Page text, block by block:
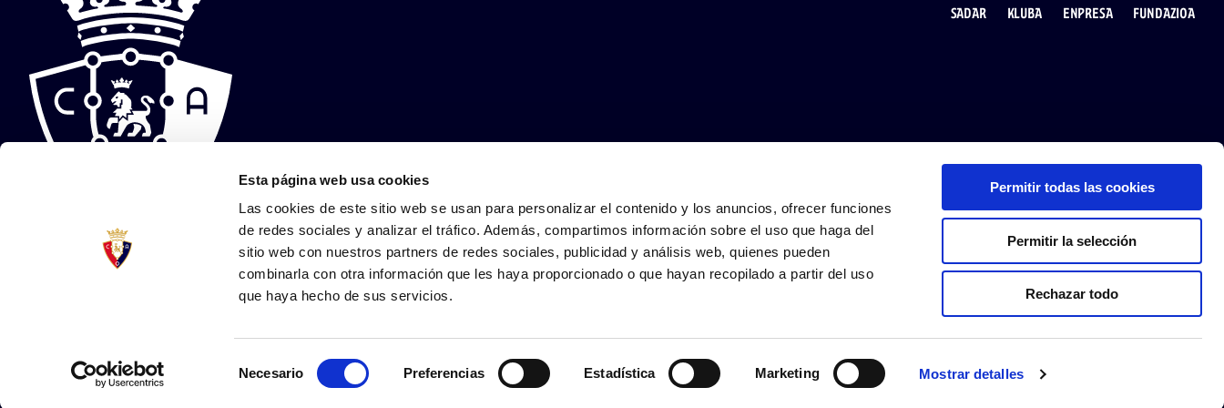
Esta página web usa cookies
Las cookies de este sitio web se usan para personalizar el contenido y los anuncios, ofrecer funciones
de redes sociales y analizar el tráfico. Además, compartimos información sobre el uso que haga del
sitio web con nuestros partners de redes sociales, publicidad y análisis web, quienes pueden
combinarla con otra información que les haya proporcionado o que hayan recopilado a partir del uso
que haya hecho de sus servicios.
Necesario Preferencias Estadística Marketing Mostrar detalles
Permitir todas las cookies
Permitir la selección
Rechazar todo
SADAR KLUBA ENPRESA FUNDAZIOA
JARRAI IEZAGUZU APP JAITSI
Arsol Eskubideak erabiltzea Kudeaketa politikak
©2025 CA Osasuna
-egina